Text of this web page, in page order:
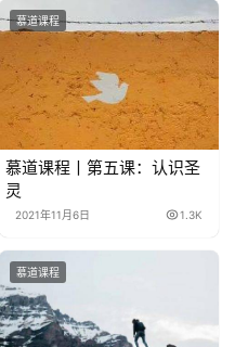
慕道课程
慕道课程丨第五课：认识圣
灵
2021年11月6日 1.3K
慕道课程